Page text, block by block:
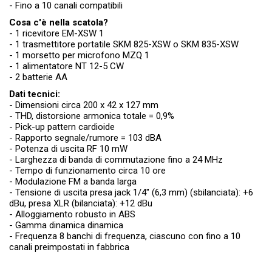
- Fino a 10 canali compatibili
Cosa c'è nella scatola?
- 1 ricevitore EM-XSW 1
- 1 trasmettitore portatile SKM 825-XSW o SKM 835-XSW
- 1 morsetto per microfono MZQ 1
- 1 alimentatore NT 12-5 CW
- 2 batterie AA
Dati tecnici:
- Dimensioni circa 200 x 42 x 127 mm
- THD, distorsione armonica totale = 0,9%
- Pick-up pattern cardioide
- Rapporto segnale/rumore = 103 dBA
- Potenza di uscita RF 10 mW
- Larghezza di banda di commutazione fino a 24 MHz
- Tempo di funzionamento circa 10 ore
- Modulazione FM a banda larga
- Tensione di uscita presa jack 1/4" (6,3 mm) (sbilanciata): +6
dBu, presa XLR (bilanciata): +12 dBu
- Alloggiamento robusto in ABS
- Gamma dinamica dinamica
- Frequenza 8 banchi di frequenza, ciascuno con fino a 10
canali preimpostati in fabbrica